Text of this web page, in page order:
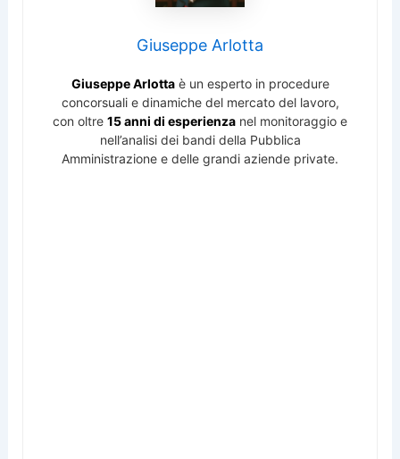
Giuseppe Arlotta
Giuseppe Arlottaè un esperto in procedure
concorsuali e dinamiche del mercato del lavoro,
con oltre 15 anni di esperienza nel monitoraggio e
nell’analisi dei bandi della Pubblica
Amministrazione e delle grandi aziende private.